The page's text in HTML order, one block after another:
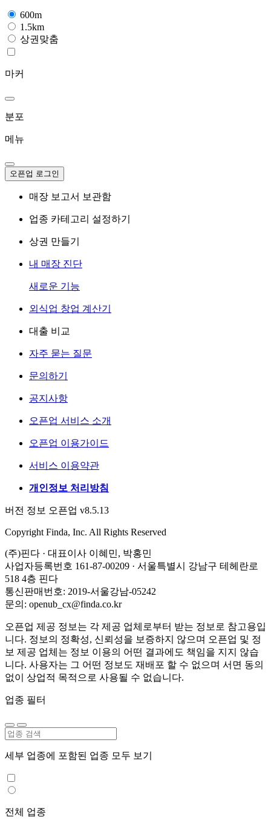
600m
1.5km
상권맞춤
마커
분포
메뉴
오픈업 로그인
매장 보고서 보관함
업종 카테고리 설정하기
상권 만들기
내 매장 진단
새로운 기능
외식업 창업 계산기
대출 비교
자주 묻는 질문
문의하기
공지사항
오픈업 서비스 소개
오픈업 이용가이드
서비스 이용약관
개인정보 처리방침
버전 정보 오픈업 v8.5.13
Copyright Finda, Inc. All Rights Reserved
(주)핀다 · 대표이사 이혜민, 박홍민
사업자등록번호 161-87-00209 · 서울특별시 강남구 테헤란로
518 4층 핀다
통신판매번호: 2019-서울강남-05242
문의: openub_cx@finda.co.kr
오픈업 제공 정보는 각 제공 업체로부터 받는 정보로 참고용입
니다. 정보의 정확성, 신뢰성을 보증하지 않으며 오픈업 및 정
보 제공 업체는 정보 이용의 어떤 결과에도 책임을 지지 않습
니다. 사용자는 그 어떤 정보도 재배포 할 수 없으며 서면 동의
없이 상업적 목적으로 사용될 수 없습니다.
업종 필터
세부 업종에 포함된 업종 모두 보기
전체 업종